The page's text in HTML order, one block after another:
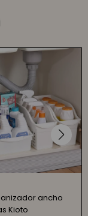
ancho
Kioto